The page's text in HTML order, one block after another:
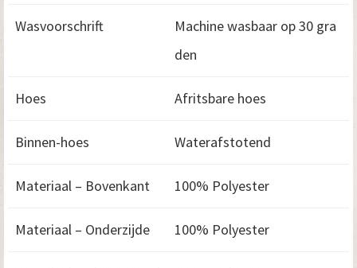
Wasvoorschrift
Machine wasbaar op 30 gra
den
Hoes Afritsbare hoes
Binnen-hoes Waterafstotend
Materiaal – Bovenkant 100% Polyester
Materiaal – Onderzijde 100% Polyester